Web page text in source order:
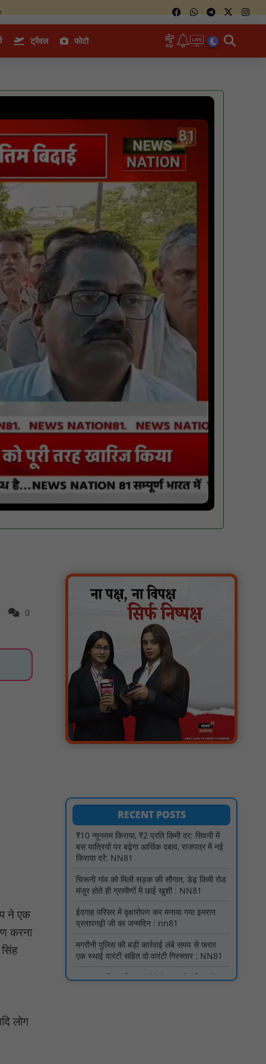
ट्रैवल फोटो
0
ने एक
करना
लोग
RECENT POSTS
मगरौनी पुलिस की बड़ी कार्रवाई लंबे समय से फरार
एक स्थाई वारंटी सहित दो वारंटी गिरफ्तार : NN81
फैली है गंदगी और झाड़ियाँ, फर्श पर उपेक्षित हालत में
400 से अधिक ऑनलाइन शासकीय सेवाएं मिलेंगी :
लखीमपुर खीरी अपराध नियंत्रण और वांछित
अभियुक्तों की गिरफ्तारी को लेकर खीरी पुलिस का
अभियान लगातार जारी : NN81
21 वर्षों बाद फिर गूंजी पाठशाला की घंटी: मेटापारा
कोरसागुड़ा प्राथमिक शाला का हुआ पुनः संचालन :
NN81
प्रस्तावित कार्यक्रम स्थल की सुरक्षा व्यवस्था एवं
अन्य विभिन्न बिन्दुओं पर गहनता एवं सूक्ष्मता से
निरीक्षण कर सम्बन्धित को आवश्यक दिशा-निर्देश दिया
बस यात्रियों पर बढ़ेगा आर्थिक दबाव, राजपत्र में नई
किराया दरें: NN81
चिरूनी गांव को मिली सड़क की सौगात, डेढ़ किमी रोड
मंजूर होते ही ग्रामीणों में छाई खुशी : NN81
प्रतापगढ़ी जी का जन्मदिन : nn81
एक स्थाई वारंटी सहित दो वारंटी गिरफ्तार : NN81
फैली है गंदगी और झाड़ियाँ, फर्श पर उपेक्षित हालत में
मिला तिरंगा : NN81
ग्रामीणों को आधार सेवाओं के साथ सेवा सेतु पोर्टल की